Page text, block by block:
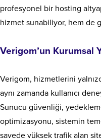
profesyonel bir hosting
hizmet sunabiliyor, hem de
Verigom’un Kurumsal
Verigom, hizmetlerini
aynı zamanda kullanıcı
Sunucu güvenliği,
optimizasyonu, sistemin
sayede yüksek trafik alan